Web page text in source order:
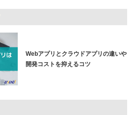
Webアプリとクラウドアプリの違いや
開発コストを抑えるコツ